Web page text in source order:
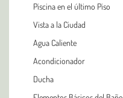
Piscina en el último Piso
Vista a la Ciudad
Agua Caliente
Acondicionador
Ducha